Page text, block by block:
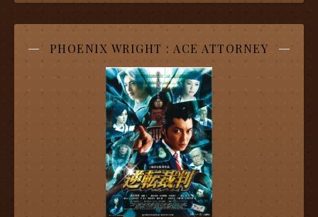
PHOENIX WRIGHT : ACE ATTORNEY